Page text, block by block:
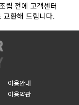
립 전에 고객센터
환해 드립니다.
이용안내
이용약관